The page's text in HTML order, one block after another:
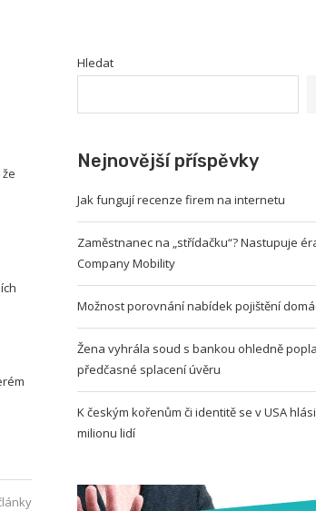
Hledat
Nejnovější příspěvky
Jak fungují recenze firem na internetu
Zaměstnanec na „střídačku“? Nastupuje
Company Mobility
Možnost porovnání nabídek pojištění
Žena vyhrála soud s bankou ohledně
předčasné splacení úvěru
K českým kořenům či identitě se v USA
milionu lidí